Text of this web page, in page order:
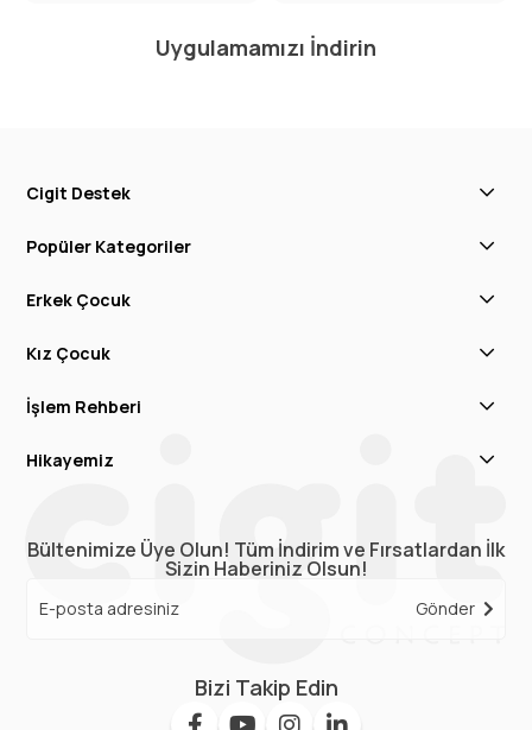
Uygulamamızı İndirin
Cigit Destek
Popüler Kategoriler
Erkek Çocuk
Kız Çocuk
İşlem Rehberi
Hikayemiz
Bültenimize Üye Olun! Tüm İndirim ve Fırsatlardan İlk
Sizin Haberiniz Olsun!
Gönder
Bizi Takip Edin